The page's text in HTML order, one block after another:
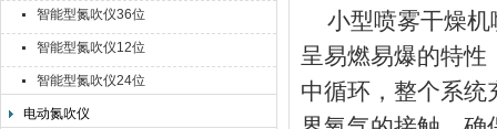
智能型氮吹仪36位
智能型氮吹仪12位
智能型氮吹仪24位
电动氮吹仪
小型喷雾干燥机
呈易燃易爆的特性
中循环，整个系统